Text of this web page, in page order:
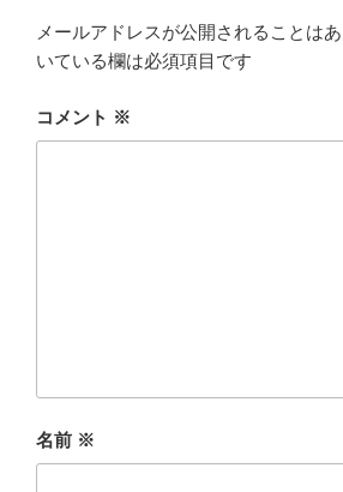
メールアドレスが公開されることはあ
いている欄は必須項目です
コメント ※
名前 ※